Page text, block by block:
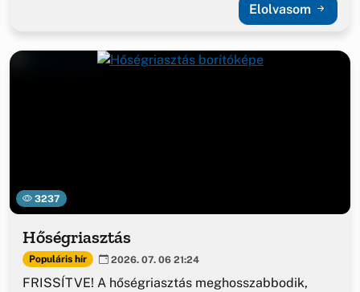
Elolvasom
3237
Hőségriasztás
Populáris hír 2026. 07. 06 21:24
FRISSÍTVE! A hőségriasztás meghosszabbodik,